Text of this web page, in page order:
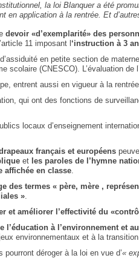
la loi Blanquer a été
en application à la rentrée. Et
devoir «d’exemplarité» des
11 imposant l ‘instruction à 3
d’assiduité en petite section de
scolaire (CNESCO). L’évaluation
entrent aussi en vigueur à la
qui ont des fonctions de
locaux d’enseignement
français et européens
et les paroles de l’hymne
affichée en classe.
des termes « père, mère ,
».
et améliorer l’effectivité du
l’éducation à l’environnement et
environnementaux et à la
déroger à la loi en vue d’«